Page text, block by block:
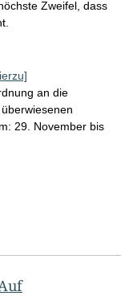
Zweifel, dass
an die
29. November bis